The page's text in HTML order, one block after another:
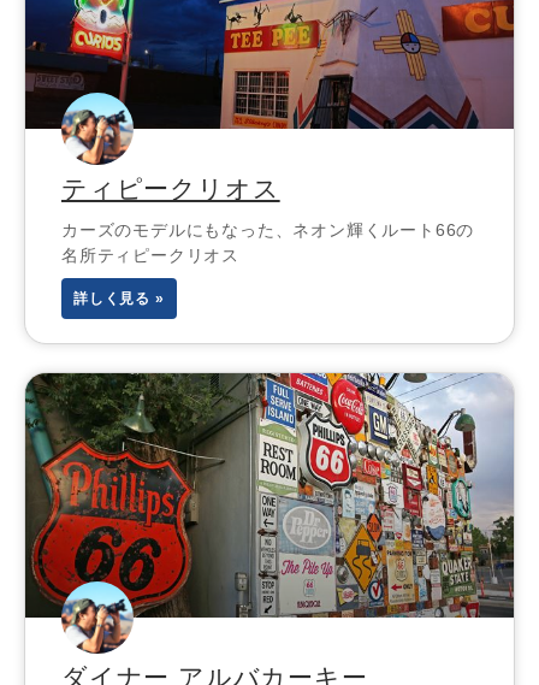
ティピークリオス
カーズのモデルにもなった、ネオン輝くルート66の
名所ティピークリオス
詳しく見る »
ダイナー アルバカーキー